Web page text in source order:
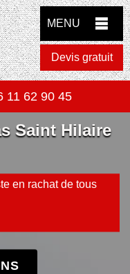
MENU
Devis gratuit
11 62 90 45
Saint Hilaire
en rachat de tous